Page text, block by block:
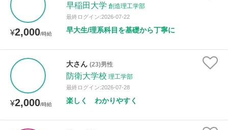
¥2,000/時給
早稲田大学 創造理工学部
最終ログイン:2026-07-22
早大生/理系科目を基礎から丁寧に
¥2,000/時給
大さん (23)男性
防衛大学校 理工学部
最終ログイン:2026-07-28
楽しく わかりやすく